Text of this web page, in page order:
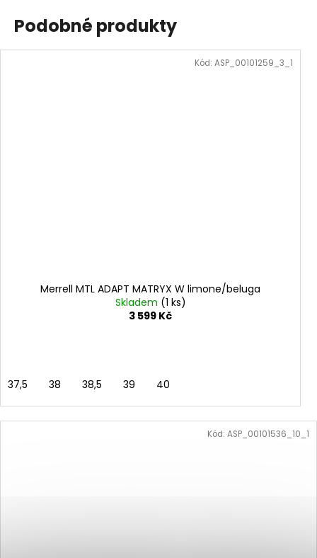
Podobné produkty
Merrell MTL ADAPT MATRYX W limone/beluga
Skladem (1 ks)
3 599 Kč
37,5 38 38,5 39 40
Kód: ASP_00101259_3_1
Kód: ASP_00101536_10_1